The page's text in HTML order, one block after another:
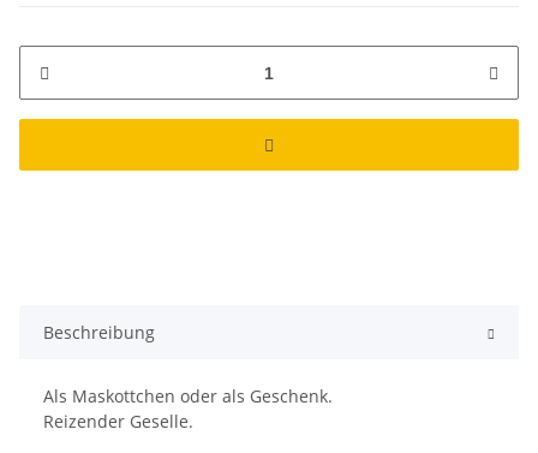
Beschreibung
Als Maskottchen oder als Geschenk.
Reizender Geselle.